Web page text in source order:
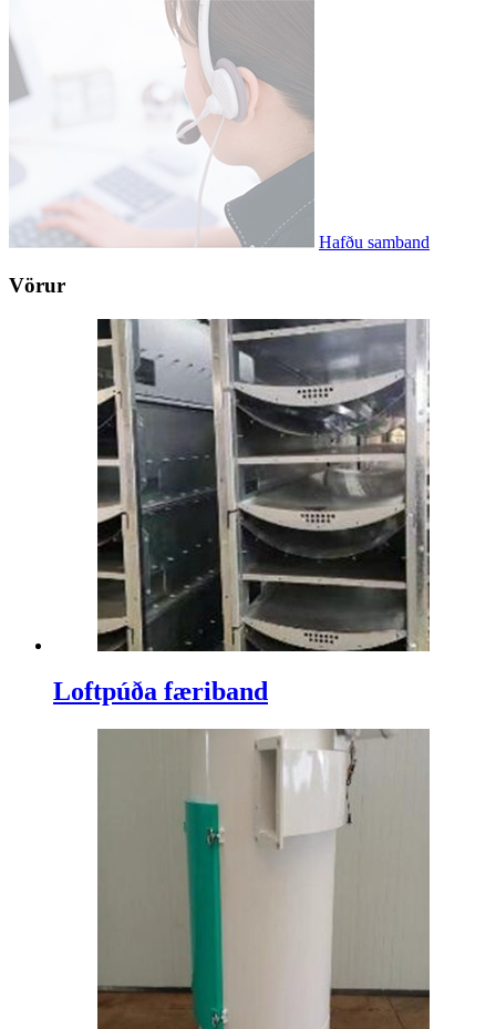
Hafðu samband
Vörur
Loftpúða færiband